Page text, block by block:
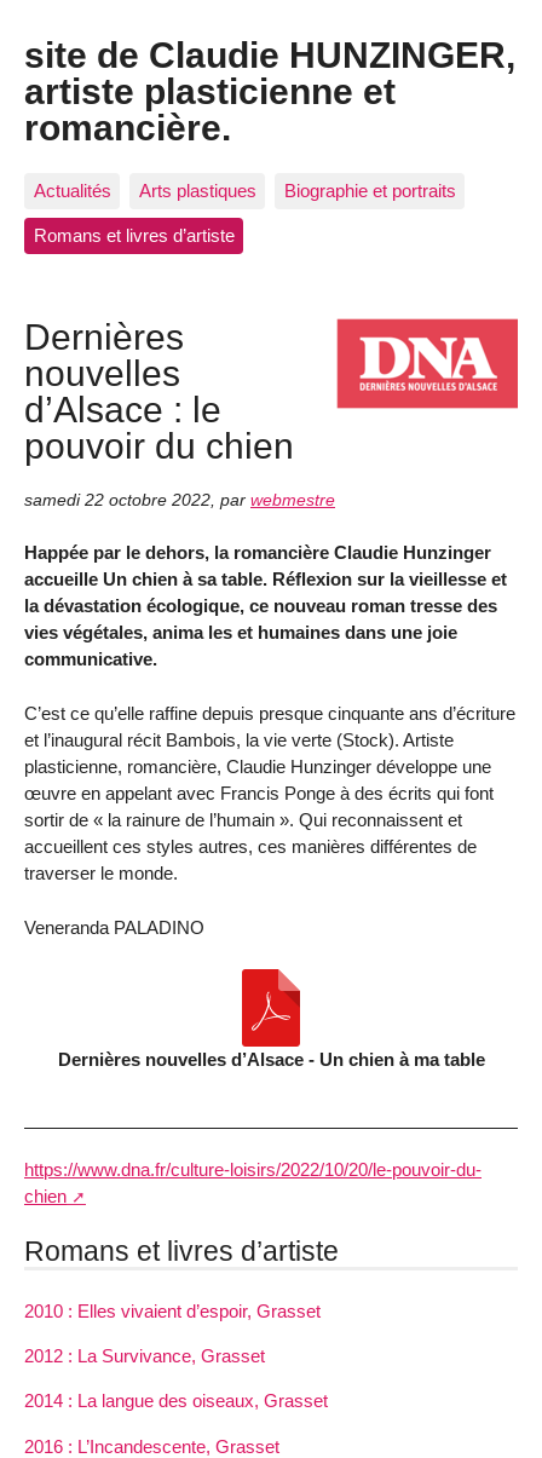
site de Claudie HUNZINGER,
artiste plasticienne et
romancière.
Actualités Arts plastiques Biographie et portraits
Romans et livres d’artiste
Dernières
nouvelles
d’Alsace : le
pouvoir du chien
samedi 22 octobre 2022 par webmestre
Happée par le dehors, la romancière Claudie Hunzinger
accueille Un chien à sa table. Réflexion sur la vieillesse et
la dévastation écologique, ce nouveau roman tresse des
vies végétales, anima les et humaines dans une joie
communicative.
C’est ce qu’elle raffine depuis presque cinquante ans d’écriture
et l’inaugural récit Bambois, la vie verte (Stock). Artiste
plasticienne, romancière, Claudie Hunzinger développe une
œuvre en appelant avec Francis Ponge à des écrits qui font
sortir de « la rainure de l’humain ». Qui reconnaissent et
accueillent ces styles autres, ces manières différentes de
traverser le monde.
Veneranda PALADINO
Dernières nouvelles d’Alsace - Un chien à ma table
https://www.dna.fr/culture-loisirs/2022/10/20/le-pouvoir-du-
chien
Romans et livres d’artiste
2010 : Elles vivaient d’espoir, Grasset
2012 : La Survivance, Grasset
2014 : La langue des oiseaux, Grasset
2016 : L’Incandescente, Grasset